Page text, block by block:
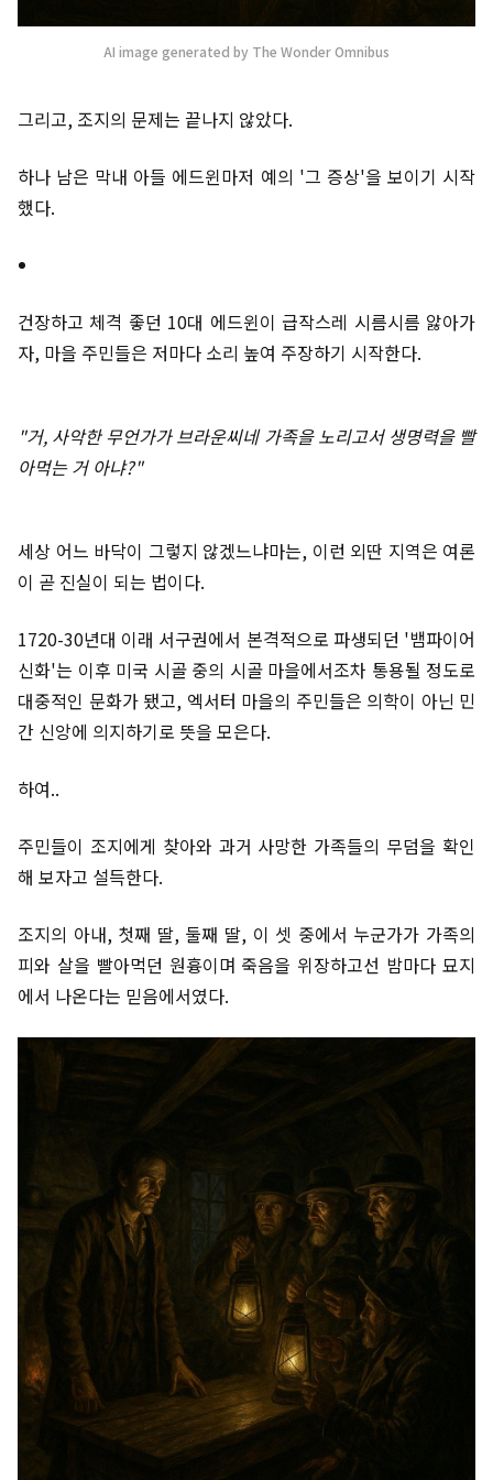
AI image generated by The Wonder Omnibus
그리고, 조지의 문제는 끝나지 않았다.
하나 남은 막내 아들 에드윈마저 예의 '그 증상'을 보이기 시작
했다.
건장하고 체격 좋던 10대 에드윈이 급작스레 시름시름 앓아가
자, 마을 주민들은 저마다 소리 높여 주장하기 시작한다.
"거, 사악한 무언가가 브라운씨네 가족을 노리고서 생명력을 빨
아먹는 거 아냐?"
세상 어느 바닥이 그렇지 않겠느냐마는, 이런 외딴 지역은 여론
이 곧 진실이 되는 법이다.
1720-30년대 이래 서구권에서 본격적으로 파생되던 '뱀파이어
신화'는 이후 미국 시골 중의 시골 마을에서조차 통용될 정도로
대중적인 문화가 됐고, 엑서터 마을의 주민들은 의학이 아닌 민
간 신앙에 의지하기로 뜻을 모은다.
하여..
주민들이 조지에게 찾아와 과거 사망한 가족들의 무덤을 확인
해 보자고 설득한다.
조지의 아내, 첫째 딸, 둘째 딸, 이 셋 중에서 누군가가 가족의
피와 살을 빨아먹던 원흉이며 죽음을 위장하고선 밤마다 묘지
에서 나온다는 믿음에서였다.